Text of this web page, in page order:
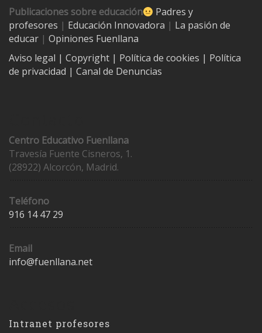
Publicaciones sobre educación
Padres y
profesores | Educación Innovadora | La pasión de
educar | Opiniones Fuenllana
Aviso legal | Copyright | Política de cookies | Política
de privacidad | Canal de Denuncias
Centro Educativo Fuenllana
Travesía Fuente Cisneros, 1.
(28922) Alcorcón, Madrid.
Teléfono
916 14 47 29
Email
info@fuenllana.net
Intranet profesores